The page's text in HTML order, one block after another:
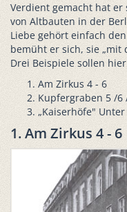
Verdient gemacht hat
von Altbauten in der
Liebe gehört einfach
bemüht er sich, sie „mit
Drei Beispiele sollen
Am Zirkus 4 - 6
Kupfergraben 5 /6
„Kaiserhöfe"
1. Am Zirkus 4 - 6